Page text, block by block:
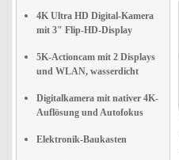
4K Ultra HD Digital-Kamera
mit 3" Flip-HD-Display
5K-Actioncam mit 2 Displays
und WLAN, wasserdicht
Digitalkamera mit nativer 4K-
Auflösung und Autofokus
Elektronik-Baukasten